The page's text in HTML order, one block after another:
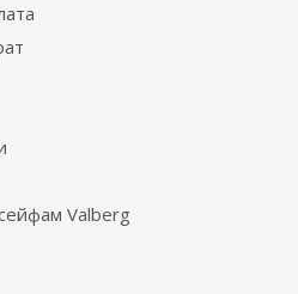
Valberg